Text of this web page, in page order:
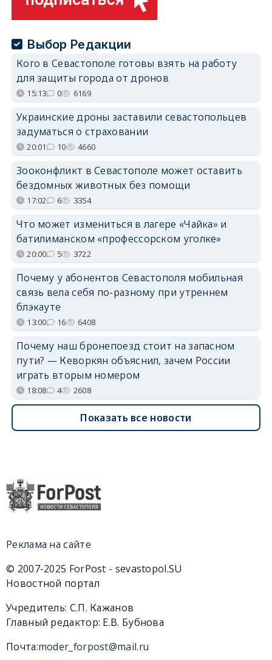
Выбор Редакции
Кого в Севастополе готовы взять на работу
для защиты города от дронов
15:13 0 6169
Украинские дроны заставили севастопольцев
задуматься о страховании
20:01 10 4660
Зооконфликт в Севастополе может оставить
бездомных животных без помощи
17:02 6 3354
Что может измениться в лагере «Чайка» и
батилиманском «профессорском уголке»
20:00 5 3722
Почему у абонентов Севастополя мобильная
связь вела себя по-разному при утреннем
блэкауте
13:00 16 6408
Почему наш бронепоезд стоит на запасном
пути? — Кеворкян объяснил, зачем России
играть вторым номером
18:08 4 2608
Показать все новости
Реклама на сайте
© 2007-2025 ForPost - sevastopol.SU
Новостной портал
Учредитель: С.П. Кажанов
Главный редактор: Е.В. Бубнова
Почта:moder_forpost@mail.ru